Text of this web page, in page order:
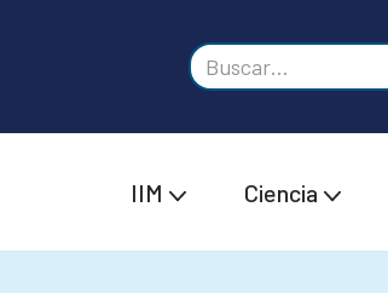
IIM Ciencia